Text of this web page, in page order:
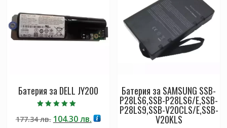
Батерия за DELL JY200
5.00
от 5
177.34лв. Original
104.30лв.Текущата
Батерия за SAMSUNG SSB-
P28LS6,SSB-P28LS6/E,SSB-
P28LS9,SSB-V20CLS/E,SSB-
V20KLS